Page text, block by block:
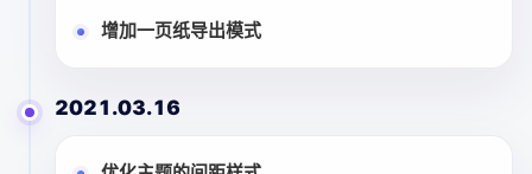
增加一页纸导出模式
2021.03.16